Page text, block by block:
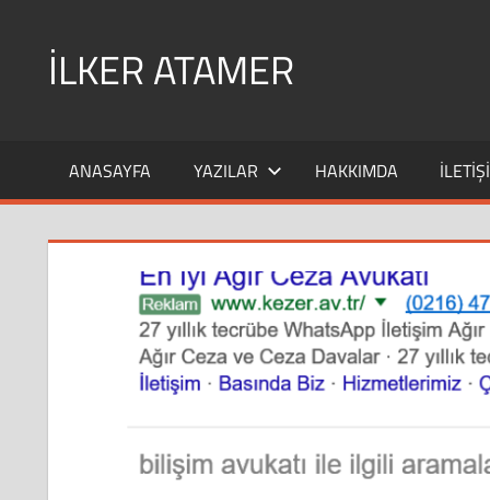
contentİLKER ATAMER
Atamer
Kişisel
ANASAYFA YAZILAR HAKKIMDA